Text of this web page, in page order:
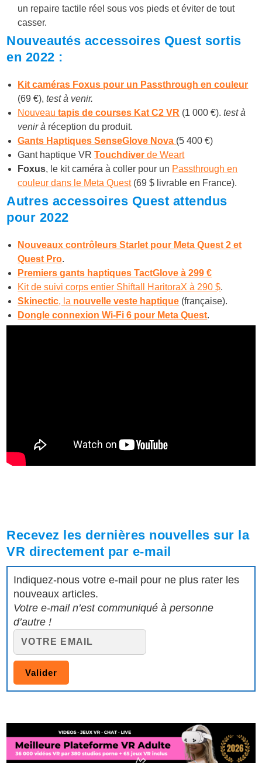
un repaire tactile réel sous vos pieds et éviter de tout
casser.
Nouveautés accessoires Quest sortis
en 2022 :
Kit caméras Foxus pour un Passthrough en couleur
(69 €), test à venir.
Nouveautapis de courses Kat C2 VR (1 000 €).test à
venir à réception du produit.
Gants Haptiques SenseGlove Nova (5 400 €)
Gant haptique VRTouchdiver de Weart
Foxus, le kit caméra à coller pour un Passthrough en
couleur dans le Meta Quest(69 $ livrable en France).
Autres accessoires Quest attendus
pour 2022
Nouveaux contrôleurs Starlet pour Meta Quest 2 et
Quest Pro.
Premiers gants haptiques TactGlove à 299 €
Kit de suivi corps entier Shiftall HaritoraX à 290 $.
Skinectic, la nouvelle veste haptique (française).
Dongle connexion Wi-Fi 6 pour Meta Quest.
Recevez les dernières nouvelles sur la
VR directement par e-mail
Indiquez-nous votre e-mail pour ne plus rater les
nouveaux articles.
Votre e-mail n’est communiqué à personne
d’autre !